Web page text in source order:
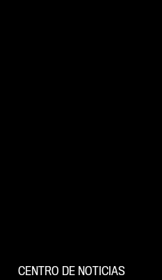
CENTRO DE NOTICIAS